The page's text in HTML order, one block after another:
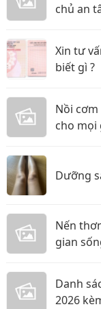
chủ an
Xin tư
biết gì ?
Nồi
cho mọi
Dưỡng
Nến
gian
Danh
2026